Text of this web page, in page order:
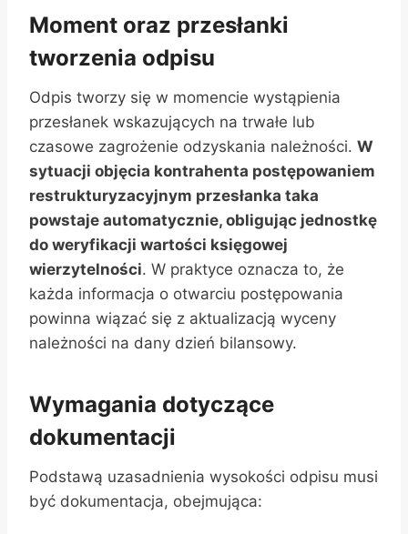
Moment oraz przesłanki
tworzenia odpisu
Odpis tworzy się w momencie wystąpienia
przesłanek wskazujących na trwałe lub
czasowe zagrożenie odzyskania należności. W
sytuacji objęcia kontrahenta postępowaniem
restrukturyzacyjnym przesłanka taka
powstaje automatycznie, obligując jednostkę
do weryfikacji wartości księgowej
wierzytelności. W praktyce oznacza to, że
każda informacja o otwarciu postępowania
powinna wiązać się z aktualizacją wyceny
należności na dany dzień bilansowy.
Wymagania dotyczące
dokumentacji
Podstawą uzasadnienia wysokości odpisu musi
być dokumentacja, obejmująca: